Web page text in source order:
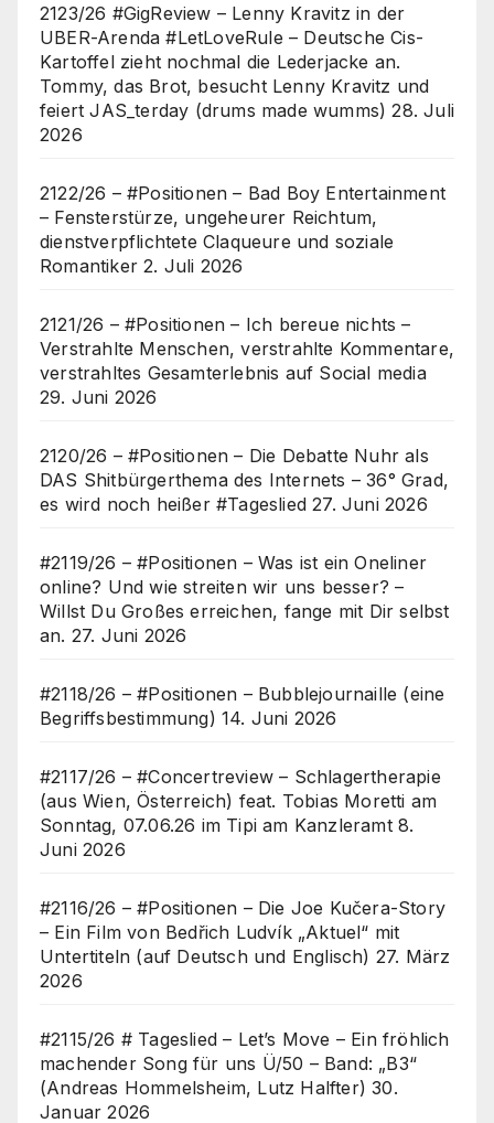
2123/26 #GigReview – Lenny Kravitz in der
UBER-Arenda #LetLoveRule – Deutsche Cis-
Kartoffel zieht nochmal die Lederjacke an.
Tommy, das Brot, besucht Lenny Kravitz und
feiert JAS_terday (drums made wumms) 28. Juli
2026
2122/26 – #Positionen – Bad Boy Entertainment
– Fensterstürze, ungeheurer Reichtum,
dienstverpflichtete Claqueure und soziale
Romantiker 2. Juli 2026
2121/26 – #Positionen – Ich bereue nichts –
Verstrahlte Menschen, verstrahlte Kommentare,
verstrahltes Gesamterlebnis auf Social media
29. Juni 2026
2120/26 – #Positionen – Die Debatte Nuhr als
DAS Shitbürgerthema des Internets – 36° Grad,
es wird noch heißer #Tageslied 27. Juni 2026
#2119/26 – #Positionen – Was ist ein Oneliner
online? Und wie streiten wir uns besser? –
Willst Du Großes erreichen, fange mit Dir selbst
an. 27. Juni 2026
#2118/26 – #Positionen – Bubblejournaille (eine
Begriffsbestimmung) 14. Juni 2026
#2117/26 – #Concertreview – Schlagertherapie
(aus Wien, Österreich) feat. Tobias Moretti am
Sonntag, 07.06.26 im Tipi am Kanzleramt 8.
Juni 2026
#2116/26 – #Positionen – Die Joe Kučera-Story
– Ein Film von Bedřich Ludvík „Aktuel“ mit
Untertiteln (auf Deutsch und Englisch) 27. März
2026
#2115/26 # Tageslied – Let’s Move – Ein fröhlich
machender Song für uns Ü/50 – Band: „B3“
(Andreas Hommelsheim, Lutz Halfter) 30.
Januar 2026